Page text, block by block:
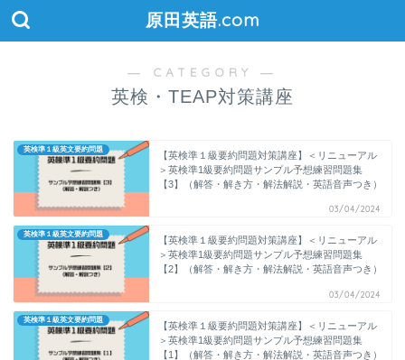
原田英語.com
― CATEGORY ―
英検・TEAP対策講座
英検準１級英文要約問題
【英検準１級要約問題対策講座】＜リニューアル
＞英検準1級要約問題サンプル予想練習問題集
【3】（解答・解き方・解法解説・英語音声つき）
03/04/2024
英検準１級英文要約問題
【英検準１級要約問題対策講座】＜リニューアル
＞英検準1級要約問題サンプル予想練習問題集
【2】（解答・解き方・解法解説・英語音声つき）
03/04/2024
英検準１級英文要約問題
【英検準１級要約問題対策講座】＜リニューアル
＞英検準1級要約問題サンプル予想練習問題集
【1】（解答・解き方・解法解説・英語音声つき）